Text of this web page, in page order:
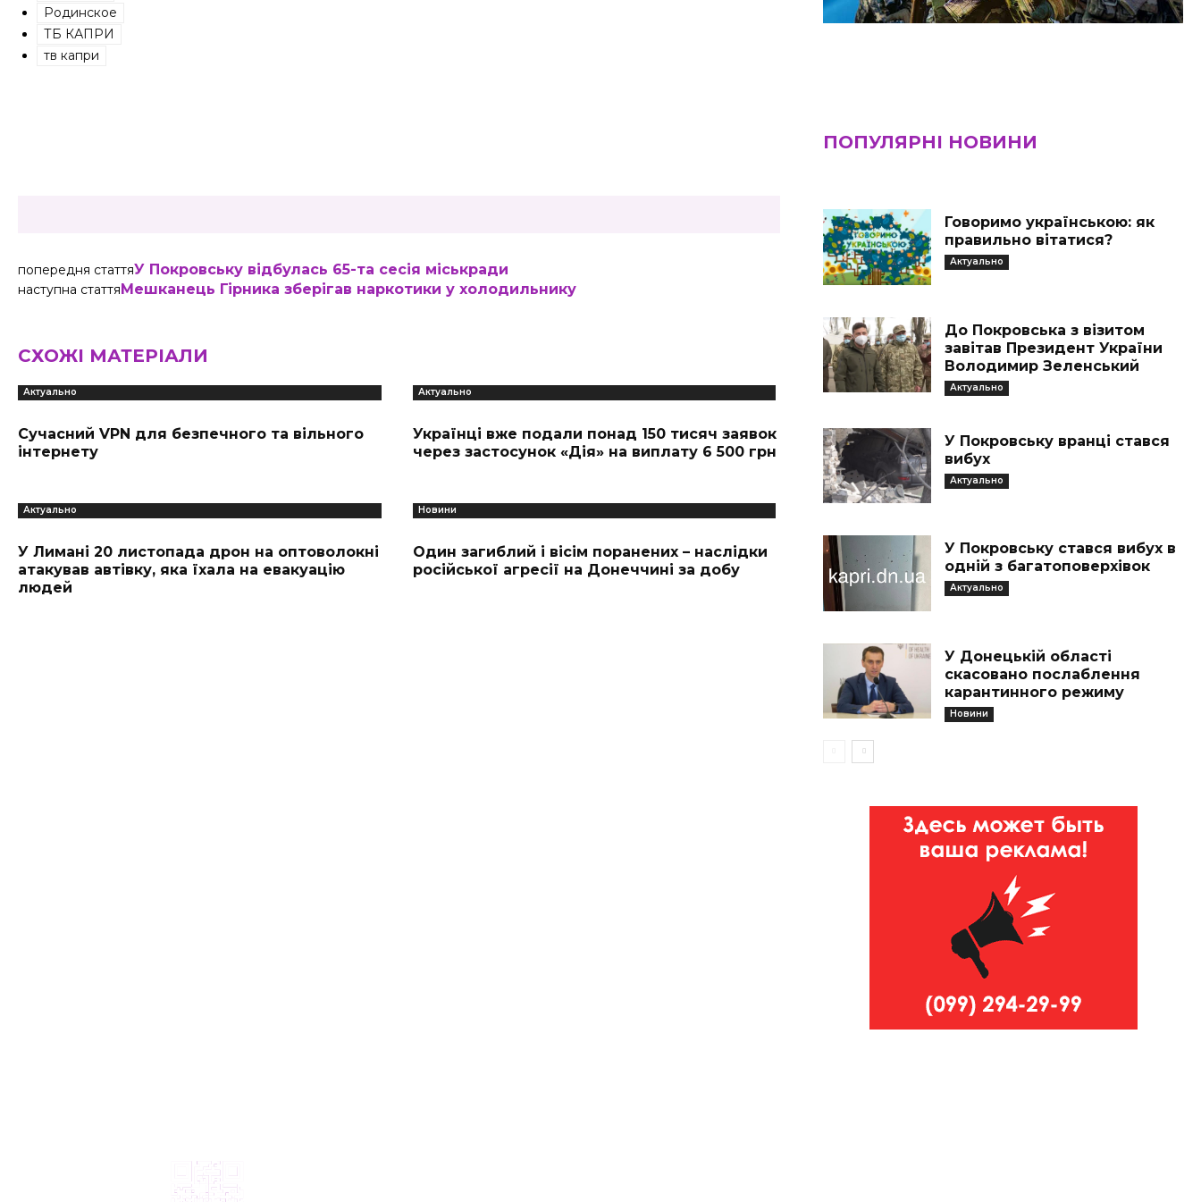
Родинское
ТБ КАПРИ
тв капри
попередня статтяУ Покровську відбулась 65-та сесія міськради
наступна статтяМешканець Гірника зберігав наркотики у холодильнику
СХОЖІ МАТЕРІАЛИ
Актуально
Сучасний VPN для безпечного та вільного
інтернету
Актуально
Українці вже подали понад 150 тисяч заявок
через застосунок «Дія» на виплату 6 500 грн
Актуально
У Лимані 20 листопада дрон на оптоволокні
атакував автівку, яка їхала на евакуацію
людей
Новини
Один загиблий і вісім поранених – наслідки
російської агресії на Донеччині за добу
ПОПУЛЯРНІ НОВИНИ
Говоримо українською: як
правильно вітатися?
Актуально
До Покровська з візитом
завітав Президент України
Володимир Зеленський
Актуально
У Покровську вранці стався
вибух
Актуально
У Покровську стався вибух в
одній з багатоповерхівок
Актуально
У Донецькій області
скасовано послаблення
карантинного режиму
Новини